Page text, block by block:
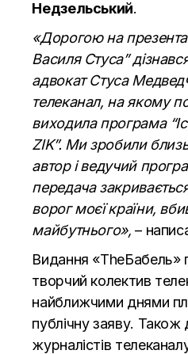
Недзельський.
«Дорогою на
Василя Стуса”
адвокат Стуса
телеканал, на якому
виходила програма
ZIK”. Ми зробили
автор і ведучий
передача
ворог моєї країни,
майбутнього», –
Видання «TheБабель»
творчий колектив
найближчими днями
публічну заяву.
журналістів